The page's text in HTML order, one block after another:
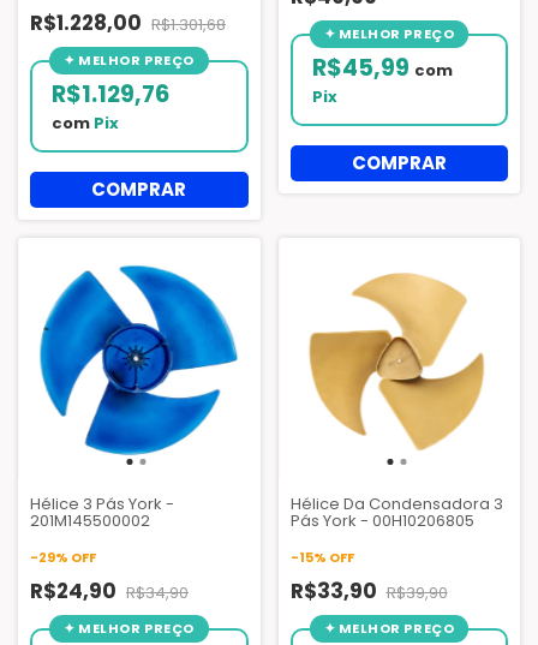
R$1.228,00 R$1.301,68
R$1.129,76
com Pix
R$45,99 com
Pix
Hélice 3 Pás York -
201M145500002
-29% OFF
R$24,90 R$34,90
Hélice Da Condensadora 3
Pás York - 00H10206805
-15% OFF
R$33,90 R$39,90